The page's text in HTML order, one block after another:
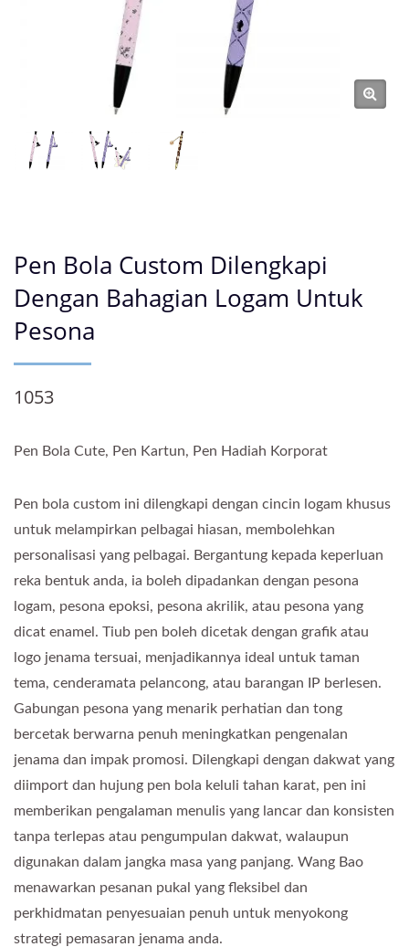
Pen Bola Custom Dilengkapi
Dengan Bahagian Logam Untuk
Pesona
1053
Pen Bola Cute, Pen Kartun, Pen Hadiah Korporat
Pen bola custom ini dilengkapi dengan cincin logam khusus
untuk melampirkan pelbagai hiasan, membolehkan
personalisasi yang pelbagai. Bergantung kepada keperluan
reka bentuk anda, ia boleh dipadankan dengan pesona
logam, pesona epoksi, pesona akrilik, atau pesona yang
dicat enamel. Tiub pen boleh dicetak dengan grafik atau
logo jenama tersuai, menjadikannya ideal untuk taman
tema, cenderamata pelancong, atau barangan IP berlesen.
Gabungan pesona yang menarik perhatian dan tong
bercetak berwarna penuh meningkatkan pengenalan
jenama dan impak promosi. Dilengkapi dengan dakwat yang
diimport dan hujung pen bola keluli tahan karat, pen ini
memberikan pengalaman menulis yang lancar dan konsisten
tanpa terlepas atau pengumpulan dakwat, walaupun
digunakan dalam jangka masa yang panjang. Wang Bao
menawarkan pesanan pukal yang fleksibel dan
perkhidmatan penyesuaian penuh untuk menyokong
strategi pemasaran jenama anda.